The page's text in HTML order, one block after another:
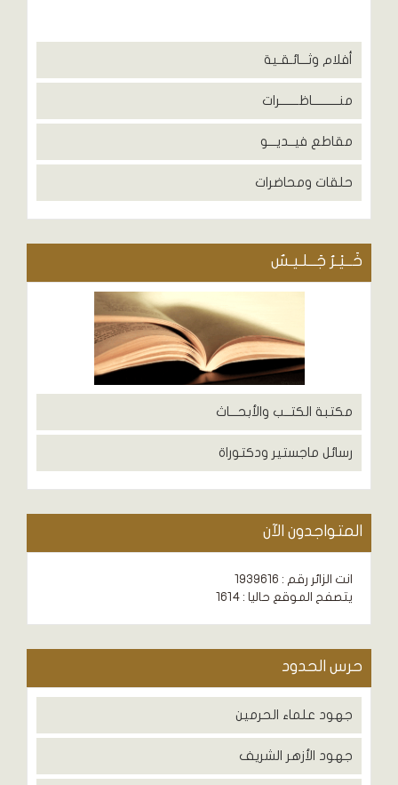
أفلام وثـــائـقـية
منــــــــــاظـــــــرات
مقاطع فيــديـــو
حلقات ومحاضرات
خَــيْـرُ جَــلـيـسٌ
مكتبة الكتــب والأبحـــاث
رسائل ماجستير ودكتوراة
المتواجدون الآن
انت الزائر رقم : 1939616
يتصفح الموقع حاليا : 1614
حرس الحدود
جهود علماء الحرمين
جهود الأزهر الشريف